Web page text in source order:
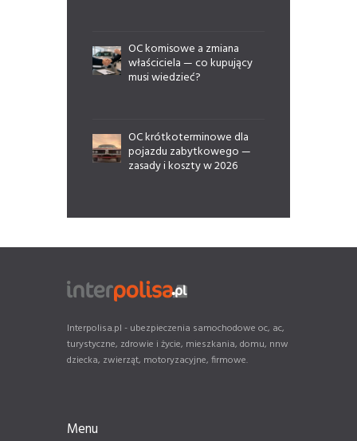
OC komisowe a zmiana
właściciela — co kupujący
musi wiedzieć?
OC krótkoterminowe dla
pojazdu zabytkowego —
zasady i koszty w 2026
Interpolisa.pl - ubezpieczenia samochodowe oc, ac,
turystyczne, zdrowie i życie, mieszkania, domu, nnw
dziecka, zwierząt, motoryzacyjne, firmowe.
Menu